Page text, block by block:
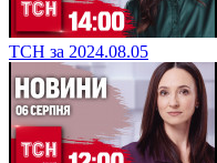
ТСН за 2024.08.05
ТСН за 2024.08.05